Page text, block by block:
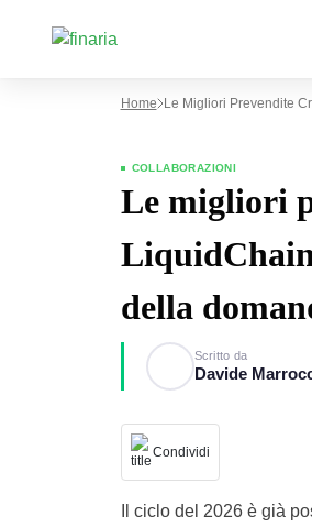
Home Le Migliori Prevendite
COLLABORAZIONI
Le migliori
della
Scritto da
Davide
Condividi
Il ciclo del 2026 è già